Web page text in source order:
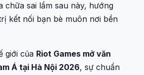
chữa sai lầm sau này, hướng
kết nối bạn bè muôn nơi bền
giới của Riot Games mở văn
Á tại Hà Nội 2026, sự chuẩn